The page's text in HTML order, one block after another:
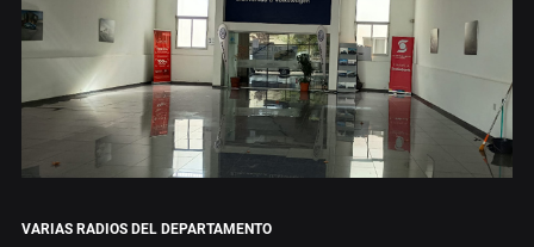
VARIAS RADIOS DEL DEPARTAMENTO